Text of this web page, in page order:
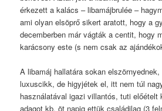
érkezett a kalács – libamájbrulée –
ami olyan elsöprő sikert aratott, hogy a
decemberben már vágták a centit, hogy
karácsony este (s nem csak az
A libamáj hallatára sokan
luxuscikk, de higyjétek el, itt nem túl
használatával igazi villantós, tuti előételt
adagot kb. öt napig ettük családilag (3